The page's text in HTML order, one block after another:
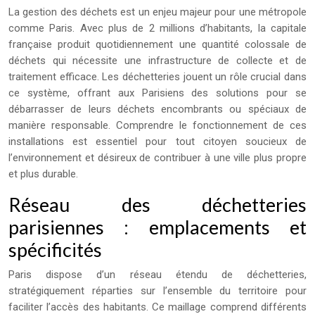
La gestion des déchets est un enjeu majeur pour une métropole
comme Paris. Avec plus de 2 millions d’habitants, la capitale
française produit quotidiennement une quantité colossale de
déchets qui nécessite une infrastructure de collecte et de
traitement efficace. Les déchetteries jouent un rôle crucial dans
ce système, offrant aux Parisiens des solutions pour se
débarrasser de leurs déchets encombrants ou spéciaux de
manière responsable. Comprendre le fonctionnement de ces
installations est essentiel pour tout citoyen soucieux de
l’environnement et désireux de contribuer à une ville plus propre
et plus durable.
Réseau des déchetteries
parisiennes : emplacements et
spécificités
Paris dispose d’un réseau étendu de déchetteries,
stratégiquement réparties sur l’ensemble du territoire pour
faciliter l’accès des habitants. Ce maillage comprend différents